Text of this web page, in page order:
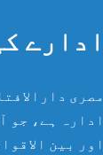
ادارے
مصری
ادارہ ہے، جو
اور بین